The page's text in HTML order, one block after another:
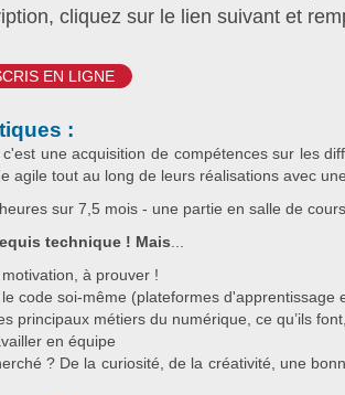
cliquez sur le lien suivant et
EN LIGNE
:
une acquisition de compétences sur les
agile tout au long de leurs réalisations avec
sur 7,5 mois - une partie en salle de
technique ! Mais
à prouver !
code soi-même (plateformes d'apprentissage
principaux métiers du numérique, ce qu’ils
en équipe
? De la curiosité, de la créativité, une